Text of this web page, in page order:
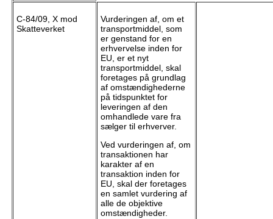
C-84/09, X mod
Skatteverket
Vurderingen af, om et
transportmiddel, som
er genstand for en
erhvervelse inden for
EU, er et nyt
transportmiddel, skal
foretages på grundlag
af omstændighederne
på tidspunktet for
leveringen af den
omhandlede vare fra
sælger til erhverver.
Ved vurderingen af, om
transaktionen har
karakter af en
transaktion inden for
EU, skal der foretages
en samlet vurdering af
alle de objektive
omstændigheder.